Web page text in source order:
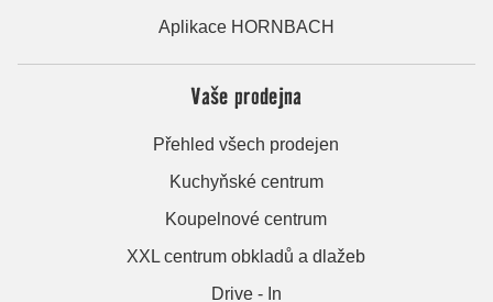
Aplikace HORNBACH
Vaše prodejna
Přehled všech prodejen
Kuchyňské centrum
Koupelnové centrum
XXL centrum obkladů a dlažeb
Drive - In